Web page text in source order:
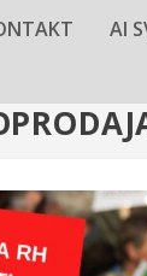
AI